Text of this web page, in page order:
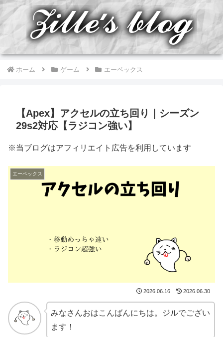
ホーム ゲーム エーペックス
【Apex】アクセルの立ち回り｜シーズン
29s2対応【ラジコン強い】
※当ブログはアフィリエイト広告を利用しています
エーペックス
2026.06.16 2026.06.30
みなさんおはこんばんにちは。ジルでござい
ます！